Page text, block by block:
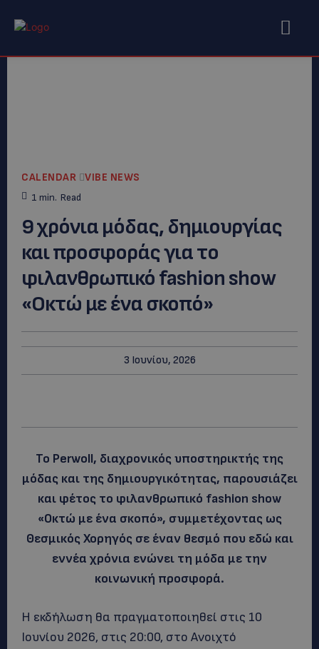
CALENDAR VIBE NEWS
1 min. Read
9 χρόνια μόδας, δημιουργίας
και προσφοράς για το
φιλανθρωπικό fashion show
«Οκτώ με ένα σκοπό»
3 Ιουνίου, 2026
Το Perwoll, διαχρονικός υποστηρικτής της
μόδας και της δημιουργικότητας, παρουσιάζει
και φέτος το φιλανθρωπικό fashion show
«Οκτώ με ένα σκοπό», συμμετέχοντας ως
Θεσμικός Χορηγός σε έναν θεσμό που εδώ και
εννέα χρόνια ενώνει τη μόδα με την
κοινωνική προσφορά.
Η εκδήλωση θα πραγματοποιηθεί στις 10
Ιουνίου 2026, στις 20:00, στο Ανοιχτό